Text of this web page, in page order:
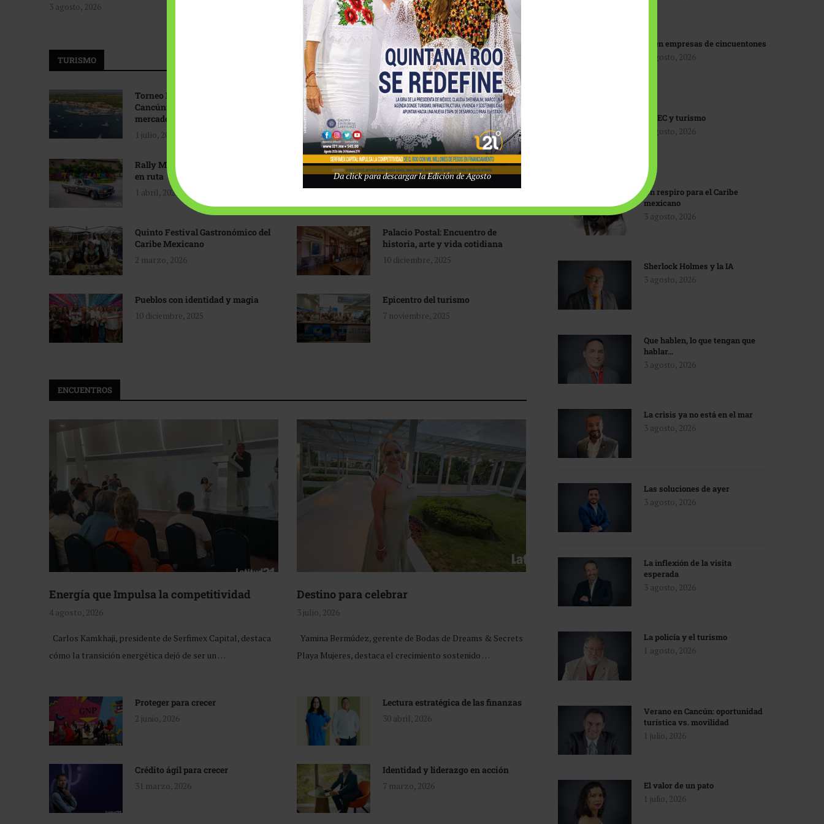
3 agosto, 2026
Tecnológico de Monterrey
3 agosto, 2026
TURISMO
Torneo Internacional de Pesca
Cancún: Navegando hacia nuevos
mercados
1 julio, 2026
Promoción turística con visión
1 abril, 2026
Rally Maya: Herencia automotriz
en ruta
1 abril, 2026
Industria global en
reconfiguración
31 marzo, 2026
Quinto Festival Gastronómico del
Caribe Mexicano
2 marzo, 2026
Palacio Postal: Encuentro de
historia, arte y vida cotidiana
10 diciembre, 2025
Pueblos con identidad y magia
10 diciembre, 2025
Epicentro del turismo
7 noviembre, 2025
ENCUENTROS
Energía que Impulsa la competitividad
4 agosto, 2026
Carlos Kamkhaji, presidente de Serfimex Capital, destaca
cómo la transición energética dejó de ser un …
Destino para celebrar
3 julio, 2026
Yamina Bermúdez, gerente de Bodas de Dreams & Secrets
Playa Mujeres, destaca el crecimiento sostenido …
Proteger para crecer
2 junio, 2026
Lectura estratégica de las finanzas
30 abril, 2026
Crédito ágil para crecer
31 marzo, 2026
Identidad y liderazgo en acción
7 marzo, 2026
IA en empresas de cincuentones
3 agosto, 2026
TMEC y turismo
3 agosto, 2026
Un respiro para el Caribe
mexicano
3 agosto, 2026
Sherlock Holmes y la IA
3 agosto, 2026
Que hablen, lo que tengan que
hablar…
3 agosto, 2026
La crisis ya no está en el mar
3 agosto, 2026
Las soluciones de ayer
3 agosto, 2026
La inflexión de la visita
esperada
3 agosto, 2026
La policía y el turismo
1 agosto, 2026
Verano en Cancún: oportunidad
turística vs. movilidad
1 julio, 2026
El valor de un pato
1 julio, 2026
Da click para descargar la Edición de Agosto